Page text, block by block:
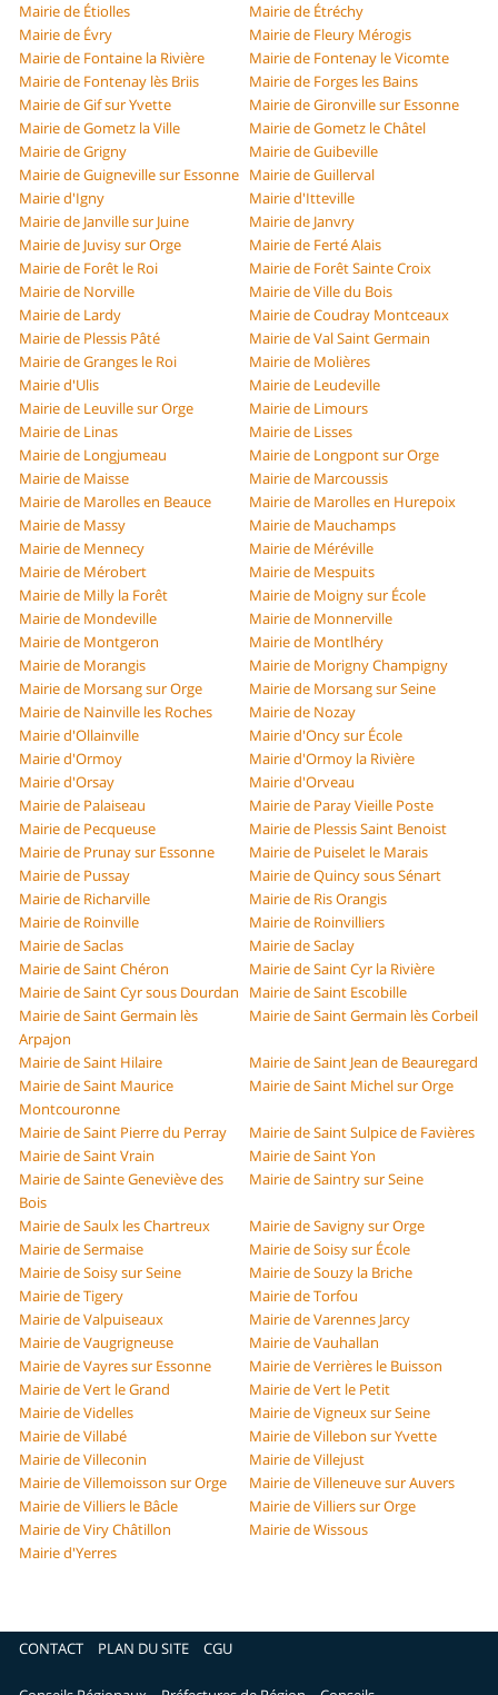
Mairie de Étiolles
Mairie de Étréchy
Mairie de Évry
Mairie de Fleury Mérogis
Mairie de Fontaine la Rivière
Mairie de Fontenay le Vicomte
Mairie de Fontenay lès Briis
Mairie de Forges les Bains
Mairie de Gif sur Yvette
Mairie de Gironville sur Essonne
Mairie de Gometz la Ville
Mairie de Gometz le Châtel
Mairie de Grigny
Mairie de Guibeville
Mairie de Guigneville sur Essonne Mairie de Guillerval
Mairie d'Igny
Mairie d'Itteville
Mairie de Janville sur Juine
Mairie de Janvry
Mairie de Juvisy sur Orge
Mairie de Ferté Alais
Mairie de Forêt le Roi
Mairie de Forêt Sainte Croix
Mairie de Norville
Mairie de Ville du Bois
Mairie de Lardy
Mairie de Coudray Montceaux
Mairie de Plessis Pâté
Mairie de Val Saint Germain
Mairie de Granges le Roi
Mairie de Molières
Mairie d'Ulis
Mairie de Leudeville
Mairie de Leuville sur Orge
Mairie de Limours
Mairie de Linas
Mairie de Lisses
Mairie de Longjumeau
Mairie de Longpont sur Orge
Mairie de Maisse
Mairie de Marcoussis
Mairie de Marolles en Beauce
Mairie de Marolles en Hurepoix
Mairie de Massy
Mairie de Mauchamps
Mairie de Mennecy
Mairie de Méréville
Mairie de Mérobert
Mairie de Mespuits
Mairie de Milly la Forêt
Mairie de Moigny sur École
Mairie de Mondeville
Mairie de Monnerville
Mairie de Montgeron
Mairie de Montlhéry
Mairie de Morangis
Mairie de Morigny Champigny
Mairie de Morsang sur Orge
Mairie de Morsang sur Seine
Mairie de Nainville les Roches
Mairie de Nozay
Mairie d'Ollainville
Mairie d'Oncy sur École
Mairie d'Ormoy
Mairie d'Ormoy la Rivière
Mairie d'Orsay
Mairie d'Orveau
Mairie de Palaiseau
Mairie de Paray Vieille Poste
Mairie de Pecqueuse
Mairie de Plessis Saint Benoist
Mairie de Prunay sur Essonne
Mairie de Puiselet le Marais
Mairie de Pussay
Mairie de Quincy sous Sénart
Mairie de Richarville
Mairie de Ris Orangis
Mairie de Roinville
Mairie de Roinvilliers
Mairie de Saclas
Mairie de Saclay
Mairie de Saint Chéron
Mairie de Saint Cyr la Rivière
Mairie de Saint Cyr sous Dourdan
Mairie de Saint Escobille
Mairie de Saint Germain lès
Arpajon
Mairie de Saint Germain lès Corbeil
Mairie de Saint Hilaire
Mairie de Saint Jean de Beauregard
Mairie de Saint Maurice
Montcouronne
Mairie de Saint Michel sur Orge
Mairie de Saint Pierre du Perray
Mairie de Saint Sulpice de Favières
Mairie de Saint Vrain
Mairie de Saint Yon
Mairie de Sainte Geneviève des
Bois
Mairie de Saintry sur Seine
Mairie de Saulx les Chartreux
Mairie de Savigny sur Orge
Mairie de Sermaise
Mairie de Soisy sur École
Mairie de Soisy sur Seine
Mairie de Souzy la Briche
Mairie de Tigery
Mairie de Torfou
Mairie de Valpuiseaux
Mairie de Varennes Jarcy
Mairie de Vaugrigneuse
Mairie de Vauhallan
Mairie de Vayres sur Essonne
Mairie de Verrières le Buisson
Mairie de Vert le Grand
Mairie de Vert le Petit
Mairie de Videlles
Mairie de Vigneux sur Seine
Mairie de Villabé
Mairie de Villebon sur Yvette
Mairie de Villeconin
Mairie de Villejust
Mairie de Villemoisson sur Orge
Mairie de Villeneuve sur Auvers
Mairie de Villiers le Bâcle
Mairie de Villiers sur Orge
Mairie de Viry Châtillon
Mairie de Wissous
Mairie d'Yerres
CONTACT PLAN DU SITE CGU